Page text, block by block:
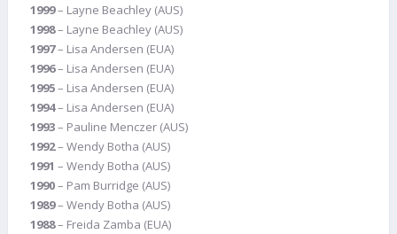
1999– Layne Beachley (AUS)
1998– Layne Beachley (AUS)
1997– Lisa Andersen (EUA)
1996– Lisa Andersen (EUA)
1995– Lisa Andersen (EUA)
1994– Lisa Andersen (EUA)
1993– Pauline Menczer (AUS)
1992– Wendy Botha (AUS)
1991 – Wendy Botha (AUS)
1990– Pam Burridge (AUS)
1989– Wendy Botha (AUS)
1988– Freida Zamba (EUA)